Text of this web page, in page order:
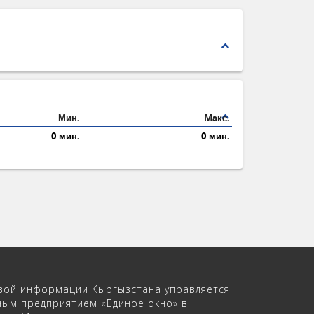
expand_less
expand_less
Мин.
Maкс.
0 мин.
0 мин.
информации Кыргызстана управляется
предприятием «Единое окно» в